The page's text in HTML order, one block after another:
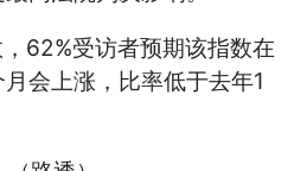
62%受访者预期该指数在
会上涨，比率低于去年1